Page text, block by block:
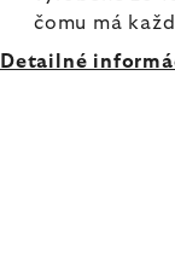
čomu má
Detailné